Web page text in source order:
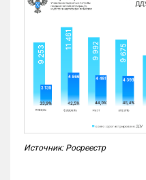
Источник: Росреестр